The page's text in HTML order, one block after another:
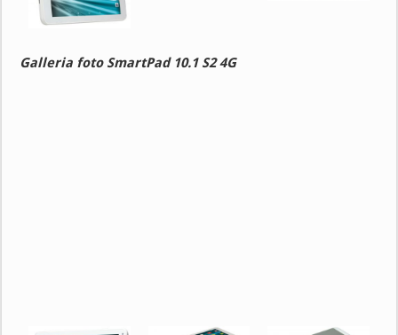
Galleria foto SmartPad 10.1 S2 4G